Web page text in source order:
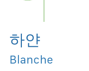
하얀
Blanche